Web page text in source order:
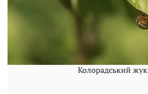
Колорадський жук